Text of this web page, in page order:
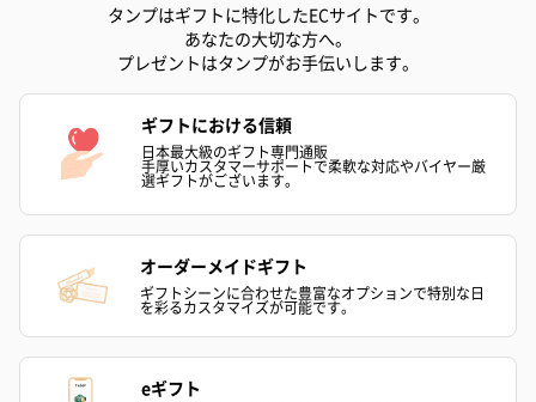
タンプはギフトに特化したECサイトです。
あなたの大切な方へ。
プレゼントはタンプがお手伝いします。
ギフトにおける信頼
日本最大級のギフト専門通販
手厚いカスタマーサポートで柔軟な対応やバイヤー厳
選ギフトがございます。
オーダーメイドギフト
ギフトシーンに合わせた豊富なオプションで特別な日
を彩るカスタマイズが可能です。
eギフト